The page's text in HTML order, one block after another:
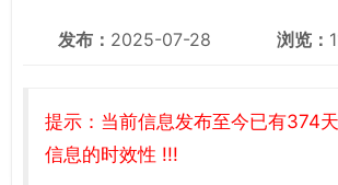
发布： 2025-07-28 浏览：
提示：当前信息发布至今已有374
信息的时效性 !!!